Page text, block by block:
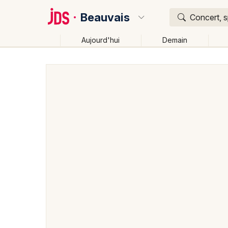
Beauvais Concert,
Aujourd'hui Demain